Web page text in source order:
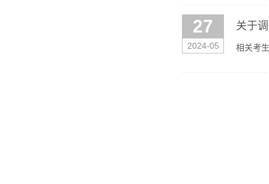
27
2024-05
关于
相关考